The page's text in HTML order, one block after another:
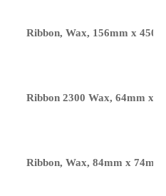
Ribbon, Wax, 156mm x 450m
Ribbon 2300 Wax, 64mm x
Ribbon, Wax, 84mm x 74m